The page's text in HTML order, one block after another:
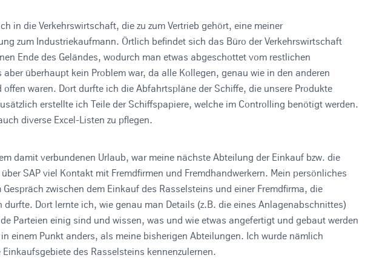
in die Verkehrswirtschaft, die zu zum Vertrieb gehört, eine meiner
zum Industriekaufmann. Örtlich befindet sich das Büro der Verkehrswirtschaft
Ende des Geländes, wodurch man etwas abgeschottet vom restlichen
aber überhaupt kein Problem war, da alle Kollegen, genau wie in den anderen
waren. Dort durfte ich die Abfahrtspläne der Schiffe, die unsere Produkte
erstellte ich Teile der Schiffspapiere, welche im Controlling benötigt werden.
diverse Excel-Listen zu pflegen.
damit verbundenen Urlaub, war meine nächste Abteilung der Einkauf bzw. die
SAP viel Kontakt mit Fremdfirmen und Fremdhandwerkern. Mein persönliches
zwischen dem Einkauf des Rasselsteins und einer Fremdfirma, die
Dort lernte ich, wie genau man Details (z.B. die eines Anlagenabschnittes)
Parteien einig sind und wissen, was und wie etwas angefertigt und gebaut werden
einem Punkt anders, als meine bisherigen Abteilungen. Ich wurde nämlich
des Rasselsteins kennenzulernen.